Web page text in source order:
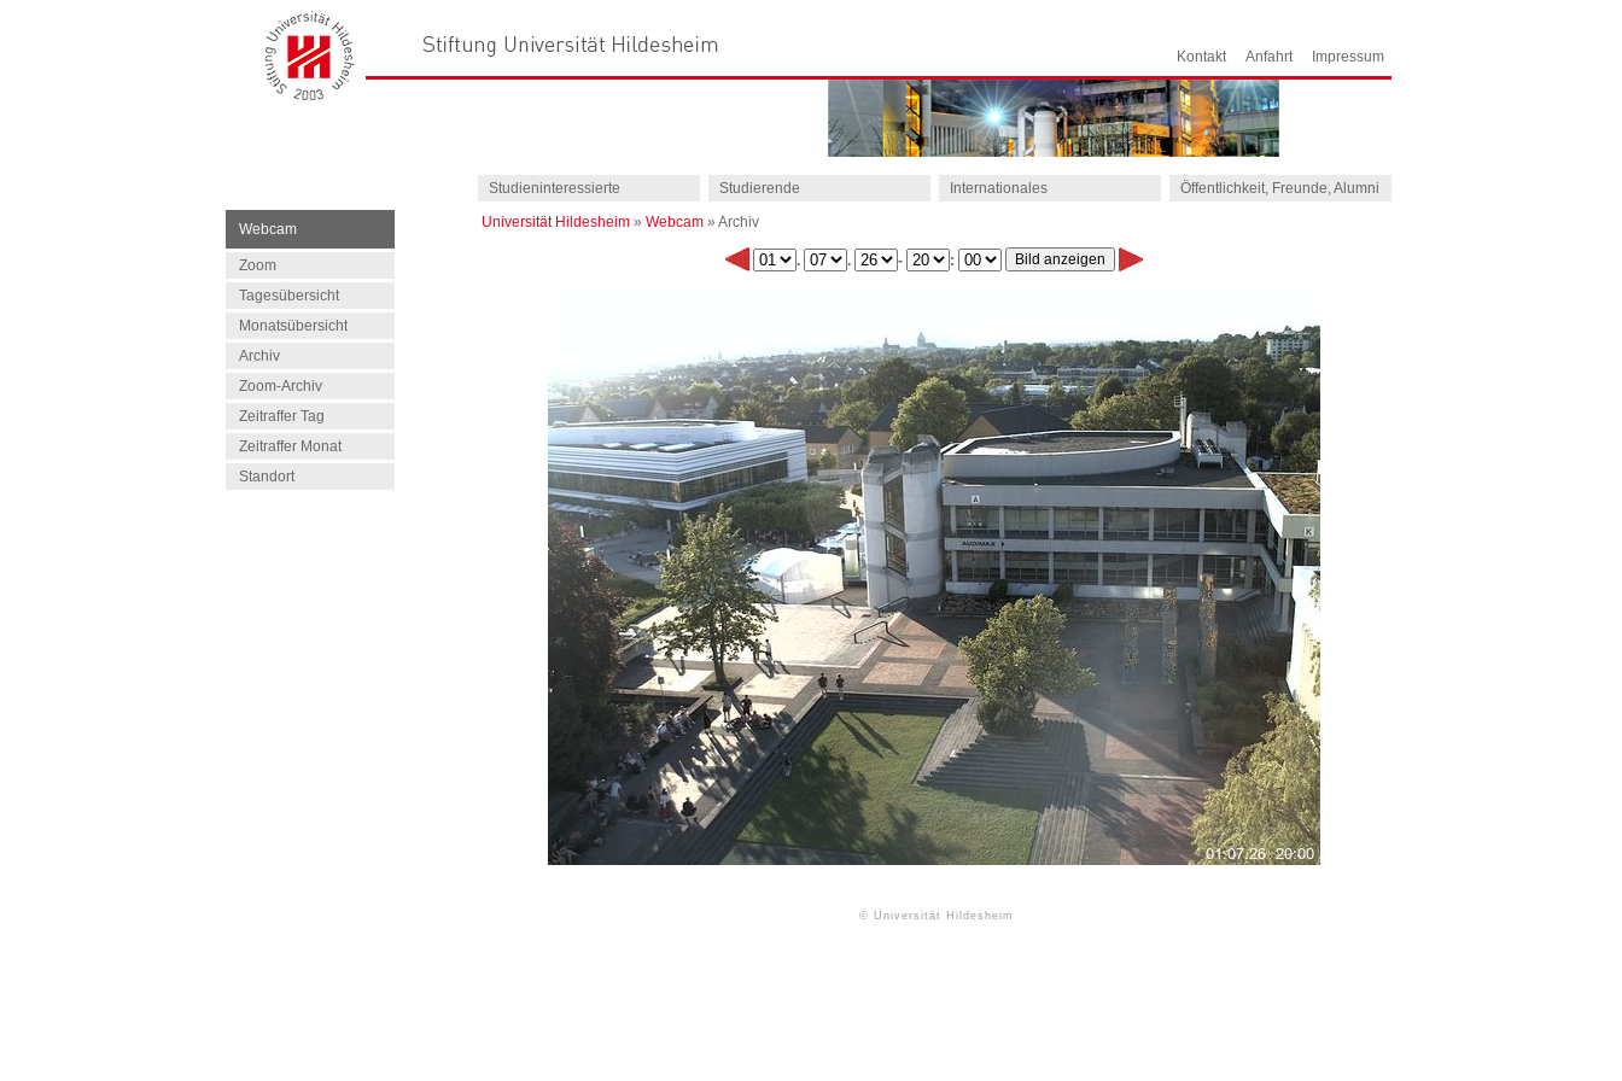
Studieninteressierte Studierende Internationales Öffentlichkeit, Freunde, Alumni
Webcam
Zoom
Tagesübersicht
Monatsübersicht
Archiv
Zoom-Archiv
Zeitraffer Tag
Zeitraffer Monat
Standort
Kontakt Anfahrt Impressum
Universität Hildesheim » Webcam » Archiv
. . - :
© Universität Hildesheim